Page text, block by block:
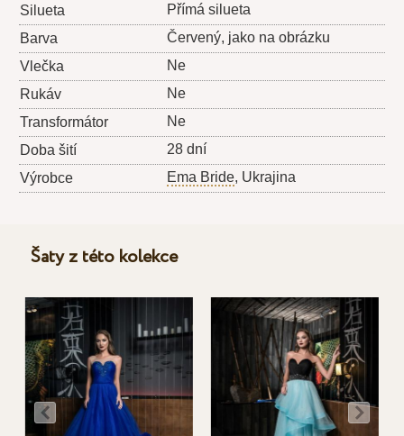
Silueta
Přímá silueta
Barva
Červený, jako na obrázku
Vlečka
Ne
Rukáv
Ne
Transformátor
Ne
Doba šití
28 dní
Výrobce
Ema Bride, Ukrajina
Šaty z této kolekce